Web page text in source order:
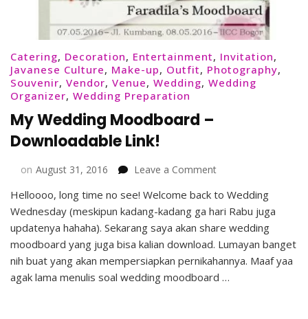
Catering, Decoration, Entertainment, Invitation,
Javanese Culture, Make-up, Outfit, Photography,
Souvenir, Vendor, Venue, Wedding, Wedding
Organizer, Wedding Preparation
My Wedding Moodboard –
Downloadable Link!
on August 31, 2016 Leave a Commenton
Wedding
Moodboard
–
Downloadable
Helloooo, long time no see! Welcome back to Wedding
Wednesday (meskipun kadang-kadang ga hari Rabu juga
updatenya hahaha). Sekarang saya akan share wedding
moodboard yang juga bisa kalian download. Lumayan banget
nih buat yang akan mempersiapkan pernikahannya. Maaf yaa
agak lama menulis soal wedding moodboard …